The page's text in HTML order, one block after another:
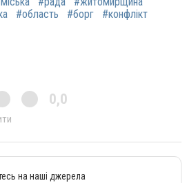
#область #борг #конфлікт
0,0
на наші джерела